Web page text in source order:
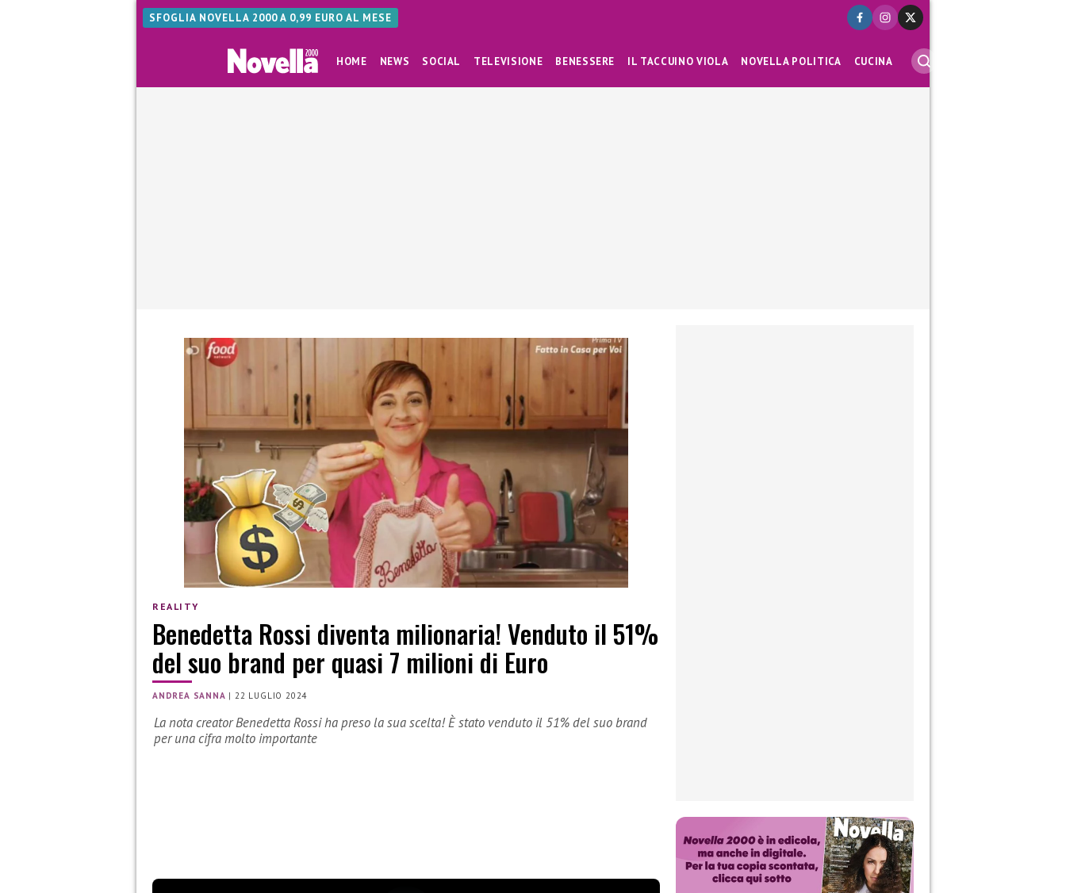
SFOGLIA NOVELLA 2000 A 0,99 EURO AL MESE
HOME NEWS SOCIAL TELEVISIONE BENESSERE IL TACCUINO VIOLA NOVELLA POLITICA CUCINA
REALITY
Benedetta Rossi diventa milionaria! Venduto il 51%
del suo brand per quasi 7 milioni di Euro
ANDREA SANNA |22 LUGLIO 2024
La nota creator Benedetta Rossi ha preso la sua scelta! È stato venduto il 51% del suo brand
per una cifra molto importante